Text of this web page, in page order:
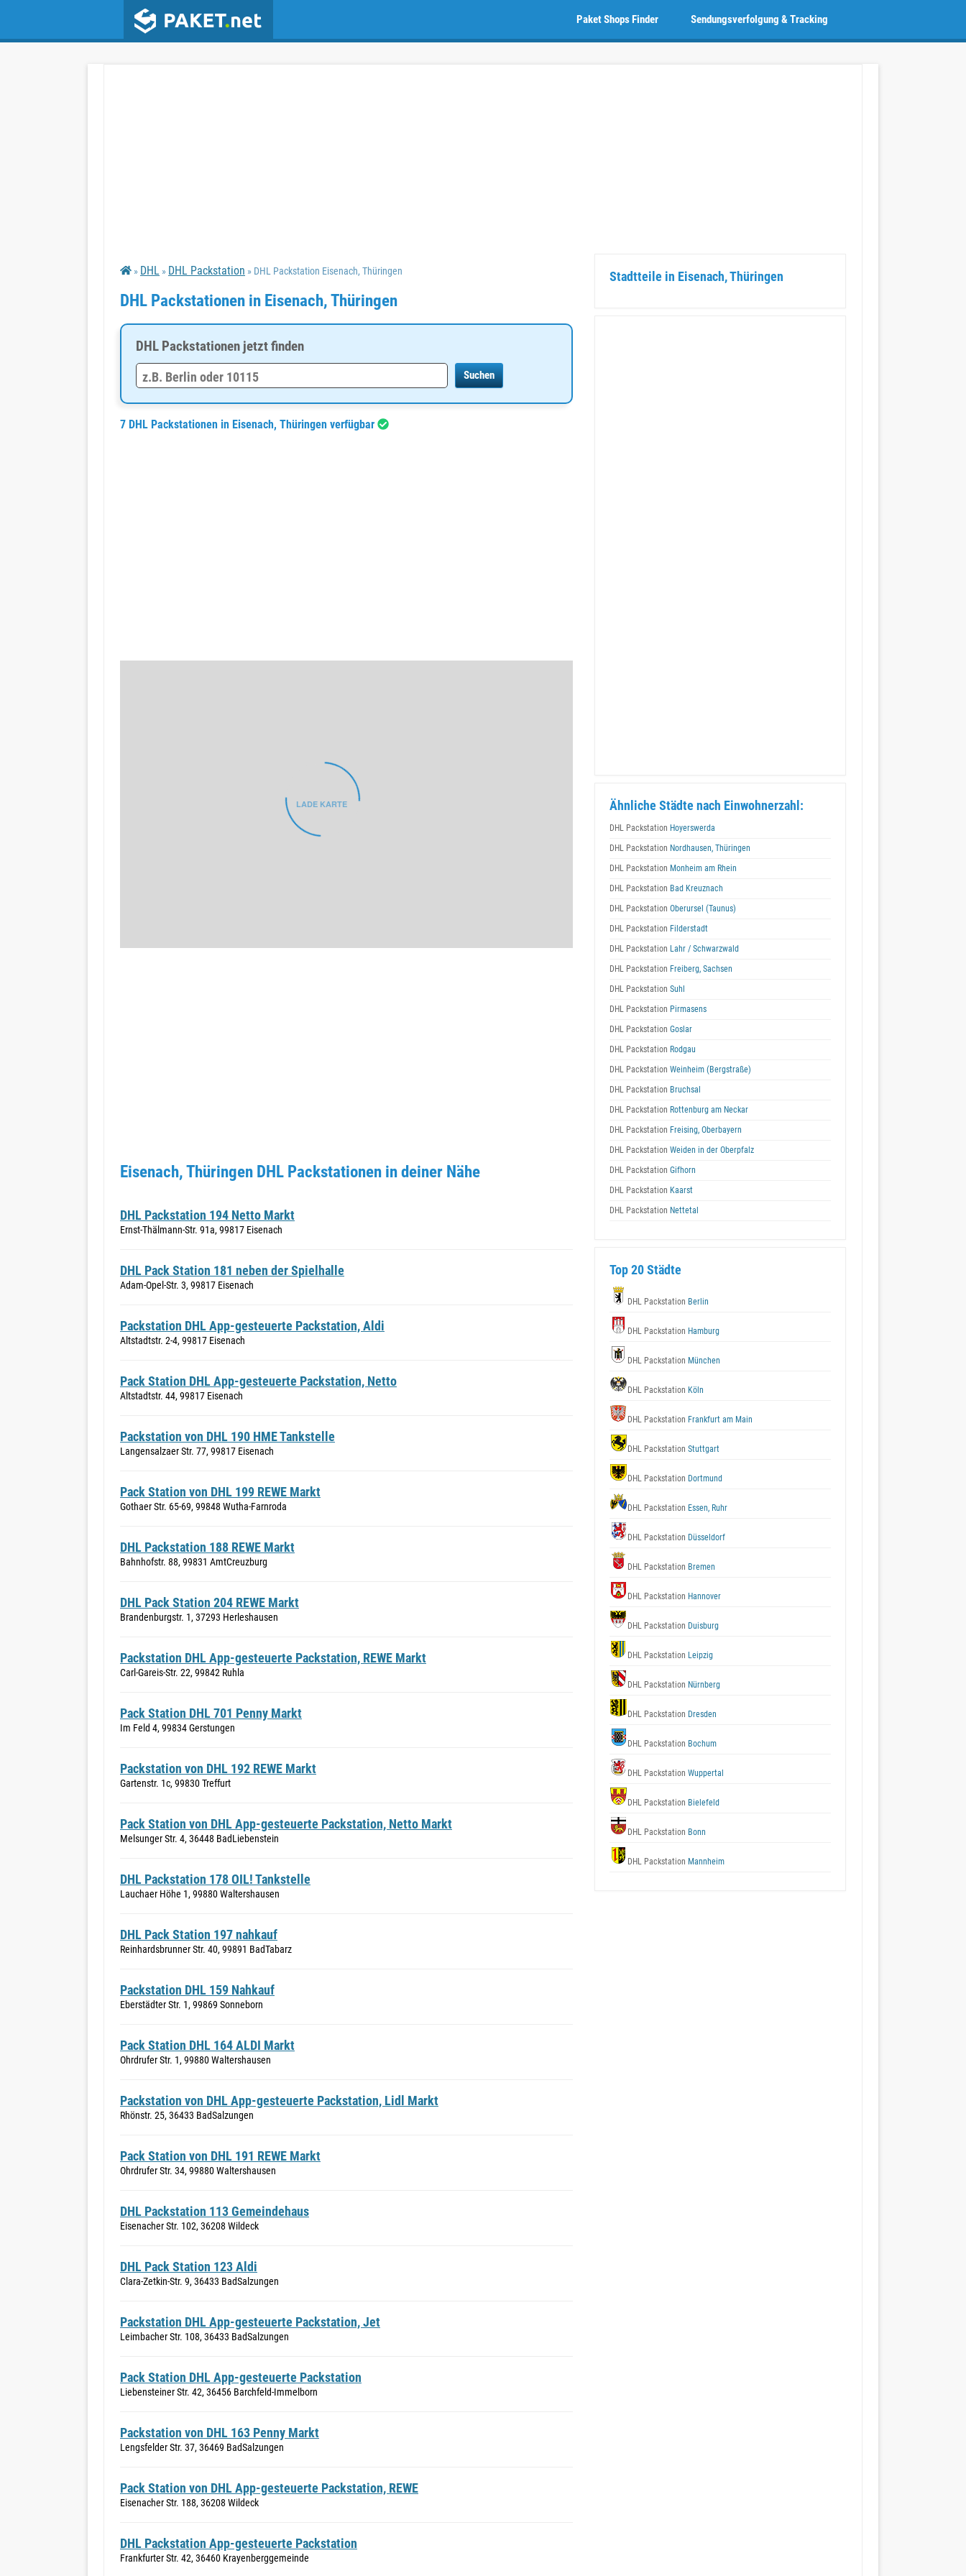
Sendungsverfolgung & Tracking
Paket Shops Finder
» DHL » DHL Packstation » DHL Packstation Eisenach, Thüringen
DHL Packstationen in Eisenach, Thüringen
DHL Packstationen jetzt finden
7 DHL Packstationen in Eisenach, Thüringen verfügbar
Eisenach, Thüringen DHL Packstationen in deiner Nähe
DHL Packstation 194 Netto Markt
Ernst-Thälmann-Str. 91a, 99817 Eisenach
DHL Pack Station 181 neben der Spielhalle
Adam-Opel-Str. 3, 99817 Eisenach
Packstation DHL App-gesteuerte Packstation, Aldi
Altstadtstr. 2-4, 99817 Eisenach
Pack Station DHL App-gesteuerte Packstation, Netto
Altstadtstr. 44, 99817 Eisenach
Packstation von DHL 190 HME Tankstelle
Langensalzaer Str. 77, 99817 Eisenach
Pack Station von DHL 199 REWE Markt
Gothaer Str. 65-69, 99848 Wutha-Farnroda
DHL Packstation 188 REWE Markt
Bahnhofstr. 88, 99831 AmtCreuzburg
DHL Pack Station 204 REWE Markt
Brandenburgstr. 1, 37293 Herleshausen
Packstation DHL App-gesteuerte Packstation, REWE Markt
Carl-Gareis-Str. 22, 99842 Ruhla
Pack Station DHL 701 Penny Markt
Im Feld 4, 99834 Gerstungen
Packstation von DHL 192 REWE Markt
Gartenstr. 1c, 99830 Treffurt
Pack Station von DHL App-gesteuerte Packstation, Netto Markt
Melsunger Str. 4, 36448 BadLiebenstein
DHL Packstation 178 OIL! Tankstelle
Lauchaer Höhe 1, 99880 Waltershausen
DHL Pack Station 197 nahkauf
Reinhardsbrunner Str. 40, 99891 BadTabarz
Packstation DHL 159 Nahkauf
Eberstädter Str. 1, 99869 Sonneborn
Pack Station DHL 164 ALDI Markt
Ohrdrufer Str. 1, 99880 Waltershausen
Packstation von DHL App-gesteuerte Packstation, Lidl Markt
Rhönstr. 25, 36433 BadSalzungen
Pack Station von DHL 191 REWE Markt
Ohrdrufer Str. 34, 99880 Waltershausen
DHL Packstation 113 Gemeindehaus
Eisenacher Str. 102, 36208 Wildeck
DHL Pack Station 123 Aldi
Clara-Zetkin-Str. 9, 36433 BadSalzungen
Packstation DHL App-gesteuerte Packstation, Jet
Leimbacher Str. 108, 36433 BadSalzungen
Pack Station DHL App-gesteuerte Packstation
Liebensteiner Str. 42, 36456 Barchfeld-Immelborn
Packstation von DHL 163 Penny Markt
Lengsfelder Str. 37, 36469 BadSalzungen
Pack Station von DHL App-gesteuerte Packstation, REWE
Eisenacher Str. 188, 36208 Wildeck
DHL Packstation App-gesteuerte Packstation
Frankfurter Str. 42, 36460 Krayenberggemeinde
Stadtteile in Eisenach, Thüringen
Ähnliche Städte nach Einwohnerzahl:
DHL Packstation Hoyerswerda
DHL Packstation Nordhausen, Thüringen
DHL Packstation Monheim am Rhein
DHL Packstation Bad Kreuznach
DHL Packstation Oberursel (Taunus)
DHL Packstation Filderstadt
DHL Packstation Lahr / Schwarzwald
DHL Packstation Freiberg, Sachsen
DHL Packstation Suhl
DHL Packstation Pirmasens
DHL Packstation Goslar
DHL Packstation Rodgau
DHL Packstation Weinheim (Bergstraße)
DHL Packstation Bruchsal
DHL Packstation Rottenburg am Neckar
DHL Packstation Freising, Oberbayern
DHL Packstation Weiden in der Oberpfalz
DHL Packstation Gifhorn
DHL Packstation Kaarst
DHL Packstation Nettetal
Top 20 Städte
DHL Packstation Berlin
DHL Packstation Hamburg
DHL Packstation München
DHL Packstation Köln
DHL Packstation Frankfurt am Main
DHL Packstation Stuttgart
DHL Packstation Dortmund
DHL Packstation Essen, Ruhr
DHL Packstation Düsseldorf
DHL Packstation Bremen
DHL Packstation Hannover
DHL Packstation Duisburg
DHL Packstation Leipzig
DHL Packstation Nürnberg
DHL Packstation Dresden
DHL Packstation Bochum
DHL Packstation Wuppertal
DHL Packstation Bielefeld
DHL Packstation Bonn
DHL Packstation Mannheim